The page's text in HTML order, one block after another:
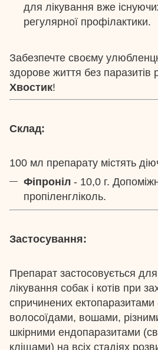
для лікування вже
регулярної профілактики.
Забезпечте своєму
здорове життя без паразитів
Хвостик!
Склад:
100 мл препарату містять
Фіпроніл - 10,0 г.
пропіленгліколь.
Застосування:
Препарат застосовується
лікування собак і котів при
спричинених
волосоїдами, вошами,
шкірними ендопаразитами
кліщами) на всіх стадіях